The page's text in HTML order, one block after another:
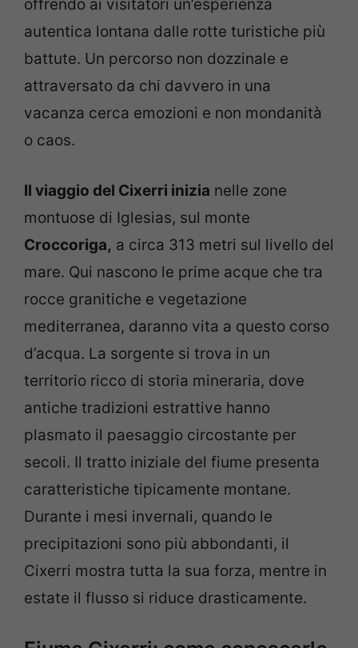
offrendo ai visitatori un’esperienza
autentica lontana dalle rotte turistiche più
battute. Un percorso non dozzinale e
attraversato da chi davvero in una
vacanza cerca emozioni e non mondanità
o caos.
Il viaggio del Cixerri inizia nelle zone
montuose di Iglesias, sul monte
Croccoriga, a circa 313 metri sul livello del
mare. Qui nascono le prime acque che tra
rocce granitiche e vegetazione
mediterranea, daranno vita a questo corso
d’acqua. La sorgente si trova in un
territorio ricco di storia mineraria, dove
antiche tradizioni estrattive hanno
plasmato il paesaggio circostante per
secoli. Il tratto iniziale del fiume presenta
caratteristiche tipicamente montane.
Durante i mesi invernali, quando le
precipitazioni sono più abbondanti, il
Cixerri mostra tutta la sua forza, mentre in
estate il flusso si riduce drasticamente.